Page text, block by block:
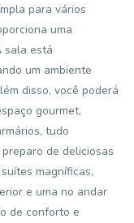
para vários
uma
sala está
um ambiente
disso, você poderá
gourmet,
tudo
de deliciosas
magníficas,
e uma no andar
de conforto e